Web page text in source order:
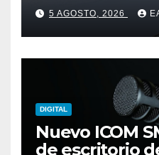
5 AGOSTO, 2026
DIGITAL
Nuevo ICOM
de escritorio